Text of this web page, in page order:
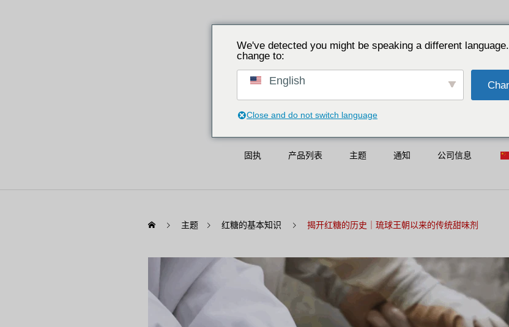
固执 产品列表 主题 通知 公司信息
主题 红糖的基本知识 揭开红糖的历史｜琉球王朝以来的传统甜味剂
We've detected you might be speaking a different
change to:
English
Close and do not switch language